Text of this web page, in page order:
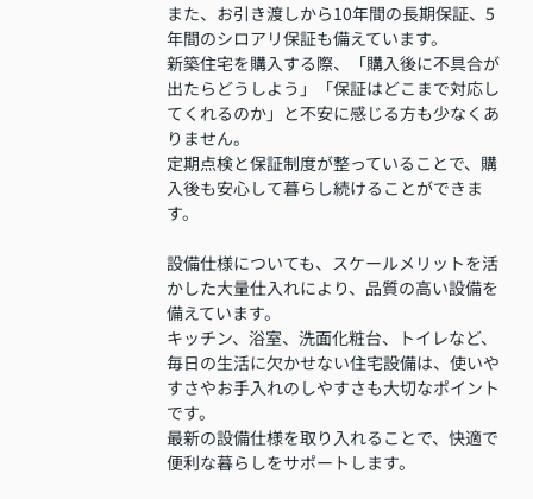
また、お引き渡しから10年間の長期保証、5
年間のシロアリ保証も備えています。
新築住宅を購入する際、「購入後に不具合が
出たらどうしよう」「保証はどこまで対応し
てくれるのか」と不安に感じる方も少なくあ
りません。
定期点検と保証制度が整っていることで、購
入後も安心して暮らし続けることができま
す。
設備仕様についても、スケールメリットを活
かした大量仕入れにより、品質の高い設備を
備えています。
キッチン、浴室、洗面化粧台、トイレなど、
毎日の生活に欠かせない住宅設備は、使いや
すさやお手入れのしやすさも大切なポイント
です。
最新の設備仕様を取り入れることで、快適で
便利な暮らしをサポートします。